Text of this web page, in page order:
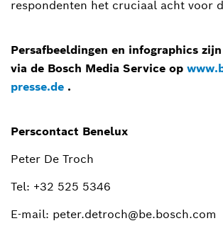
respondenten het cruciaal acht voor
Persafbeeldingen en infographics
via de Bosch Media Service op
presse.de .
Perscontact Benelux
Peter De Troch
Tel: +32 525 5346
E-mail: peter.detroch@be.bosch.com